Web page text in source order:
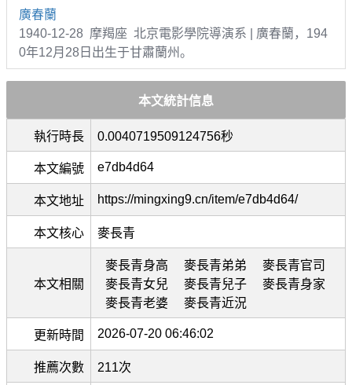
廣春蘭
1940-12-28 摩羯座 北京電影學院導演系 | 廣春蘭，194
0年12月28日出生于甘肅蘭州。
本文統計信息
執行時長 0.0040719509124756秒
本文編號 e7db4d64
本文地址 https://mingxing9.cn/item/e7db4d64/
本文核心 麥長青
本文相關
麥長青身高 麥長青弟弟
麥長青官司
麥長青女兒
麥長青兒子
麥長青身家
麥長青老婆
麥長青近況
更新時間 2026-07-20 06:46:02
推薦次數 211次